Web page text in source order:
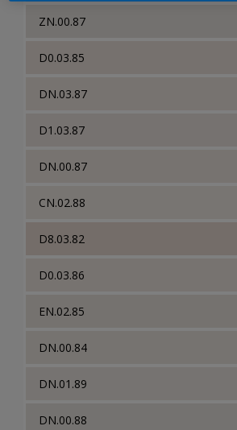
ZN.00.87
D0.03.85
DN.03.87
D1.03.87
DN.00.87
CN.02.88
D8.03.82
D0.03.86
EN.02.85
DN.00.84
DN.01.89
DN.00.88